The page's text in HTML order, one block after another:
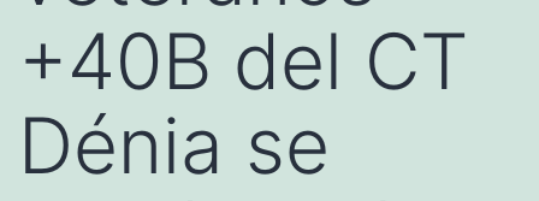
+40B del CT
Dénia se